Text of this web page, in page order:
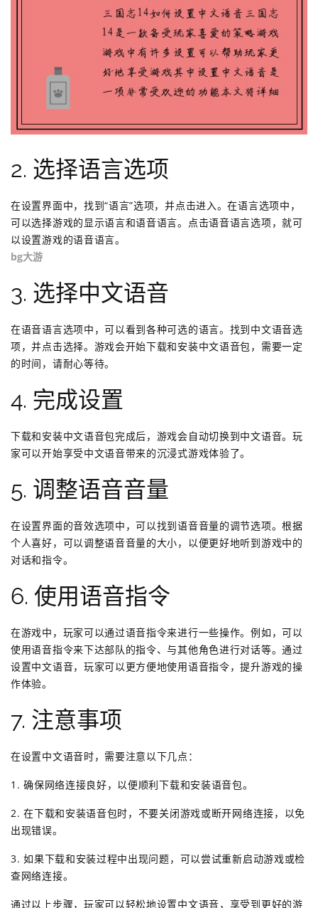
2. 选择语言选项
在设置界面中，找到“语言”选项，并点击进入。在语言选项中，
可以选择游戏的显示语言和语音语言。点击语音语言选项，就可
以设置游戏的语音语言。
bg大游
3. 选择中文语音
在语音语言选项中，可以看到各种可选的语言。找到中文语音选
项，并点击选择。游戏会开始下载和安装中文语音包，需要一定
的时间，请耐心等待。
4. 完成设置
下载和安装中文语音包完成后，游戏会自动切换到中文语音。玩
家可以开始享受中文语音带来的沉浸式游戏体验了。
5. 调整语音音量
在设置界面的音效选项中，可以找到语音音量的调节选项。根据
个人喜好，可以调整语音音量的大小，以便更好地听到游戏中的
对话和指令。
6. 使用语音指令
在游戏中，玩家可以通过语音指令来进行一些操作。例如，可以
使用语音指令来下达部队的指令、与其他角色进行对话等。通过
设置中文语音，玩家可以更方便地使用语音指令，提升游戏的操
作体验。
7. 注意事项
在设置中文语音时，需要注意以下几点：
1. 确保网络连接良好，以便顺利下载和安装语音包。
2. 在下载和安装语音包时，不要关闭游戏或断开网络连接，以免
出现错误。
3. 如果下载和安装过程中出现问题，可以尝试重新启动游戏或检
查网络连接。
通过以上步骤，玩家可以轻松地设置中文语音，享受到更好的游